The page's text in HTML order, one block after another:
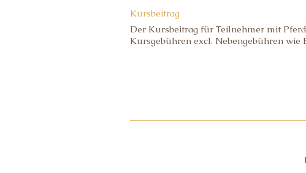
Kursbeitrag
Der Kursbeitrag für Teilnehmer mit
Kursgebühren excl. Nebengebühren